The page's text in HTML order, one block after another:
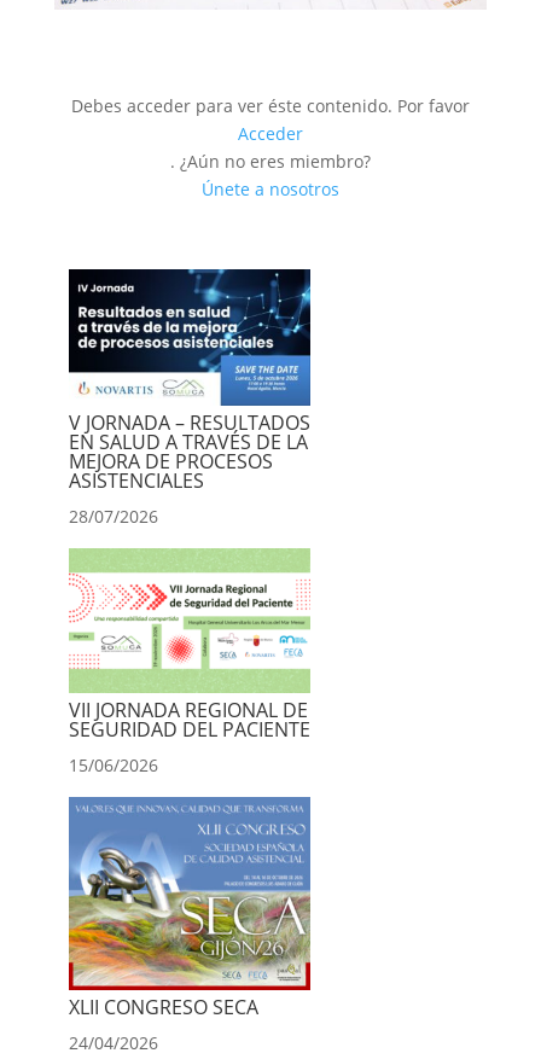
Debes acceder para ver éste contenido. Por favor
Acceder
. ¿Aún no eres miembro?
Únete a nosotros
V JORNADA – RESULTADOS
EN SALUD A TRAVÉS DE LA
MEJORA DE PROCESOS
ASISTENCIALES
28/07/2026
VII JORNADA REGIONAL DE
SEGURIDAD DEL PACIENTE
15/06/2026
XLII CONGRESO SECA
24/04/2026